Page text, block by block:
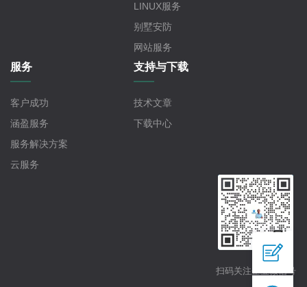
LINUX服务
别墅安防
网站服务
服务
客户成功
涵盈服务
服务解决方案
云服务
支持与下载
技术文章
下载中心
扫码关注企业微信号
